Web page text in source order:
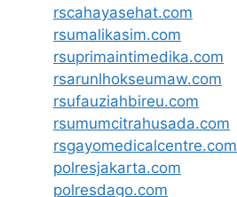
rscahayasehat.com
rsumalikasim.com
rsuprimaintimedika.com
rsarunlhokseumaw.com
rsufauziahbireu.com
rsumumcitrahusada.com
rsgayomedicalcentre.com
polresjakarta.com
polresdago.com